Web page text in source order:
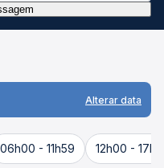
Alterar data
06h00 - 11h59 12h00 -